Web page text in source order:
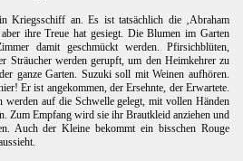
Kriegsschiff an. Es ist tatsächlich die ‚Abraham
ihre Treue hat gesiegt. Die Blumen im Garten
damit geschmückt werden. Pfirsichblüten,
Sträucher werden gerupft, um den Heimkehrer zu
ganze Garten. Suzuki soll mit Weinen aufhören.
Er ist angekommen, der Ersehnte, der Erwartete.
werden auf die Schwelle gelegt, mit vollen Händen
Zum Empfang wird sie ihr Brautkleid anziehen und
Auch der Kleine bekommt ein bisschen Rouge